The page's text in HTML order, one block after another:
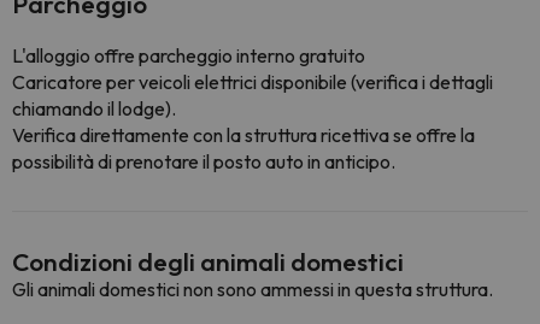
L'alloggio offre parcheggio interno gratuito
Caricatore per veicoli elettrici disponibile (verifica i dettagli
chiamando il lodge).
Verifica direttamente con la struttura ricettiva se offre la
possibilità di prenotare il posto auto in anticipo.
Condizioni degli animali domestici
Gli animali domestici non sono ammessi in questa struttura.